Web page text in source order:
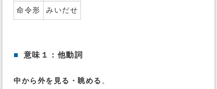
命令形 みいだせ
■ 意味１：他動詞
中から外を見る・眺める 。